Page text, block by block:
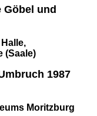
Göbel und
(Saale)
1987
Moritzburg